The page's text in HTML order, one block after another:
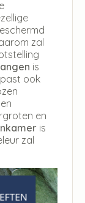
zal
is
ook
en
is
zal